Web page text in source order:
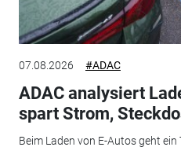
07.08.2026 #ADAC
ADAC analysiert
spart Strom,
Beim Laden von E-Autos geht ein